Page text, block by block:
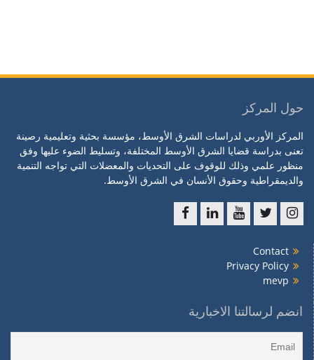
حول المركز
المركز الأوربي لدراسات الشرق الأوسط، مؤسسة بحثية وتعليمية رصينة
تعنى بدراسة قضايا الشرق الأوسط المختلفة، وتسليط الضوء عليها وفق
منظور علمي وذلك للوقوف على التحديات والمعضلات التي تواجه التنمية
والديمقراطية وحقوق الأنسان في الشرق الأوسط.
Contact
Privacy Policy
mevp
انضم لرسالتنا الاخبارية